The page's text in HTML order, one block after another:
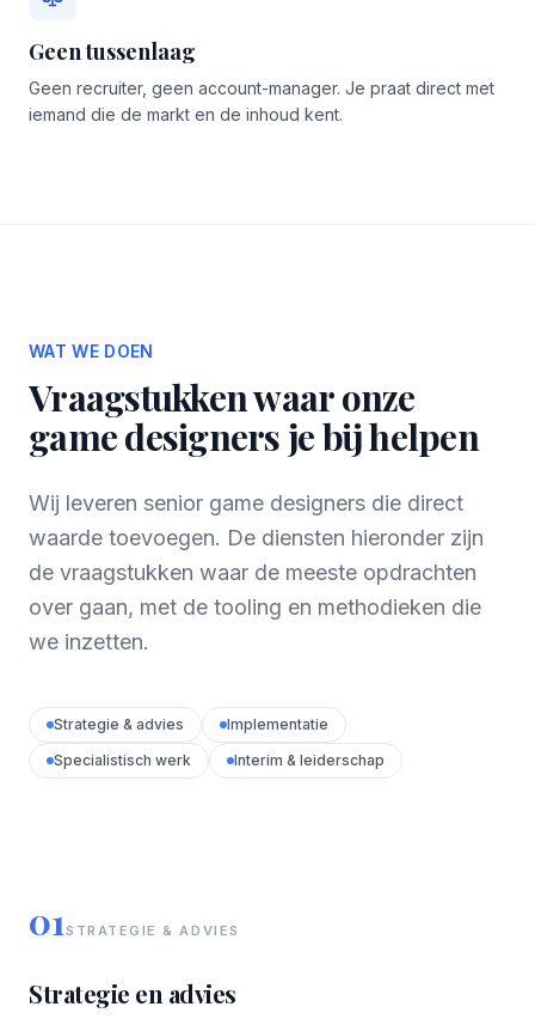
Geen tussenlaag
Geen recruiter, geen account-manager. Je praat direct met
iemand die de markt en de inhoud kent.
WAT WE DOEN
Vraagstukken waar onze
game designers je bij helpen
Wij leveren senior game designers die direct
waarde toevoegen. De diensten hieronder zijn
de vraagstukken waar de meeste opdrachten
over gaan, met de tooling en methodieken die
we inzetten.
Strategie & advies
Implementatie
Specialistisch werk
Interim & leiderschap
01STRATEGIE & ADVIES
Strategie en advies